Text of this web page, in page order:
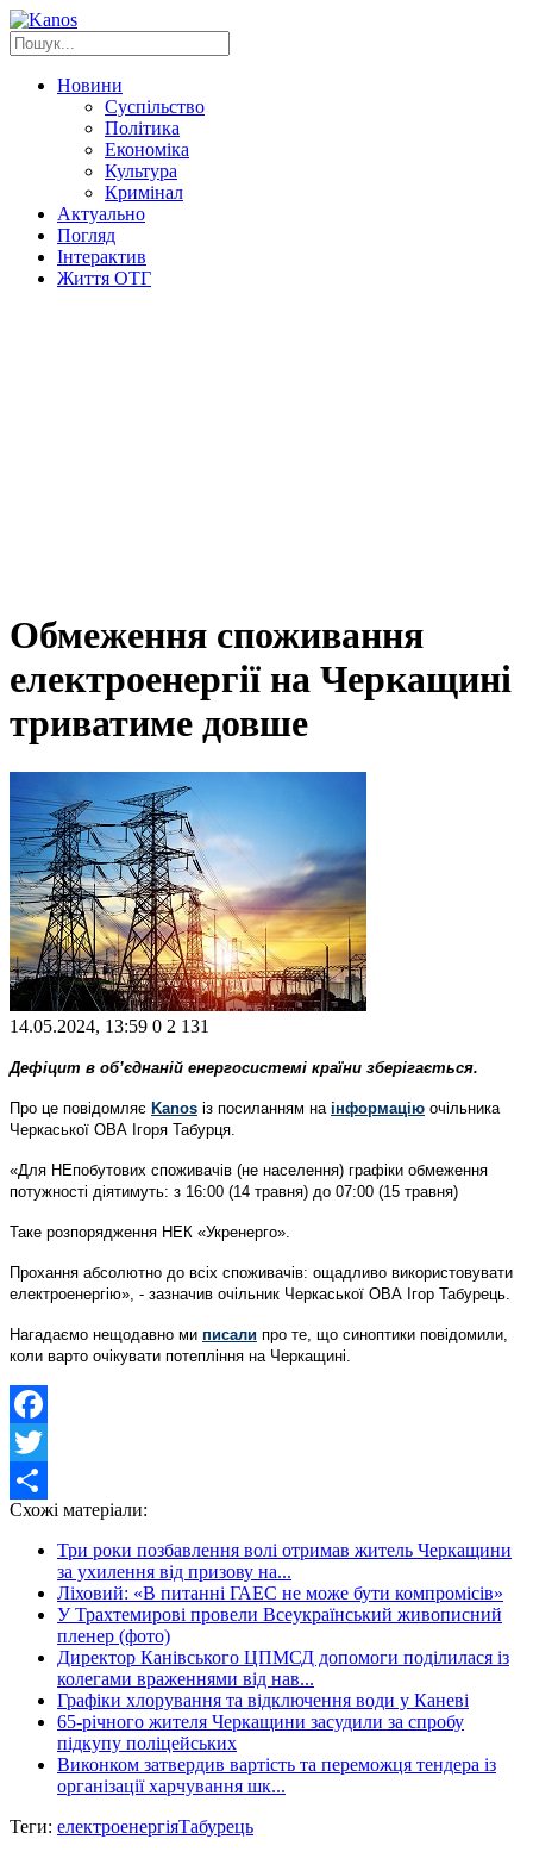
Новини
Суспільство
Політика
Економіка
Культура
Кримінал
Актуально
Погляд
Інтерактив
Життя ОТГ
Обмеження споживання
електроенергії на Черкащині
триватиме довше
14.05.2024, 13:59 0 2 131
Дефіцит в об’єднаній енергосистемі країни зберігається.
Про це повідомляє Kanos із посиланням на інформацію очільника
Черкаської ОВА Ігоря Табурця.
«Для НЕпобутових споживачів (не населення) графіки обмеження
потужності діятимуть: з 16:00 (14 травня) до 07:00 (15 травня)
Таке розпорядження НЕК «Укренерго».
Прохання абсолютно до всіх споживачів: ощадливо використовувати
електроенергію», - зазначив очільник Черкаської ОВА Ігор Табурець.
Нагадаємо нещодавно ми писали про те, що синоптики повідомили,
коли варто очікувати потепління на Черкащині.
Facebook
Twitter
Share
Схожі матеріали:
Три роки позбавлення волі отримав житель Черкащини
за ухилення від призову на...
Ліховий: «В питанні ГАЕС не може бути компромісів»
У Трахтемирові провели Всеукраїнський живописний
пленер (фото)
Директор Канівського ЦПМСД допомоги поділилася із
колегами враженнями від нав...
Графіки хлорування та відключення води у Каневі
65-річного жителя Черкащини засудили за спробу
підкупу поліцейських
Виконком затвердив вартість та переможця тендера із
організації харчування шк...
Теги: електроенергіяТабурець